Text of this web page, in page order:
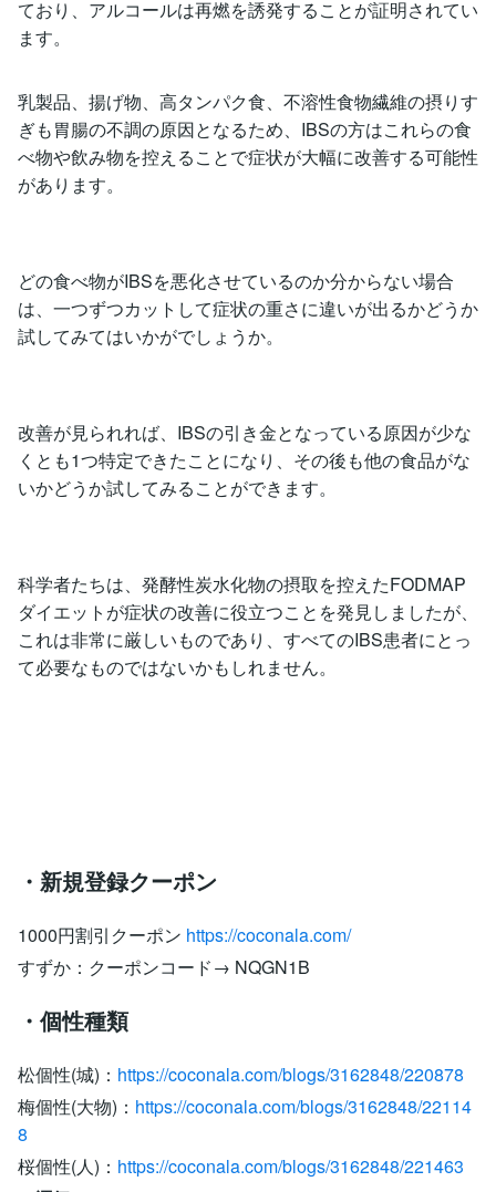
ており、アルコールは再燃を誘発することが証明されてい
ます。
乳製品、揚げ物、高タンパク食、不溶性食物繊維の摂りす
ぎも胃腸の不調の原因となるため、IBSの方はこれらの食
べ物や飲み物を控えることで症状が大幅に改善する可能性
があります。
どの食べ物がIBSを悪化させているのか分からない場合
は、一つずつカットして症状の重さに違いが出るかどうか
試してみてはいかがでしょうか。
改善が見られれば、IBSの引き金となっている原因が少な
くとも1つ特定できたことになり、その後も他の食品がな
いかどうか試してみることができます。
科学者たちは、発酵性炭水化物の摂取を控えたFODMAP
ダイエットが症状の改善に役立つことを発見しましたが、
これは非常に厳しいものであり、すべてのIBS患者にとっ
て必要なものではないかもしれません。
・新規登録クーポン
1000円割引クーポン https://coconala.com/
すずか：クーポンコード→ NQGN1B
・個性種類
松個性(城)： https://coconala.com/blogs/3162848/220878
梅個性(大物)： https://coconala.com/blogs/3162848/22114
8
桜個性(人)： https://coconala.com/blogs/3162848/221463